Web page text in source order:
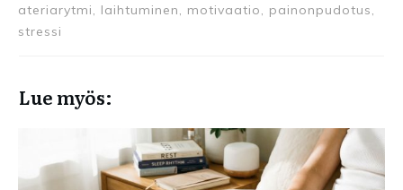
ateriarytmi, laihtuminen, motivaatio, painonpudotus,
stressi
Lue myös: